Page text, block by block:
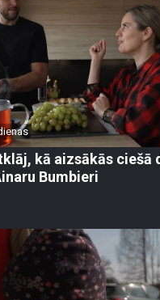
kā aizsākās ciešā
Bumbieri